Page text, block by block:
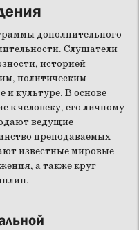
дополнительного
Слушатели
историей
политическим
и культуре. В основе
к человеку, его личному
ведущие
преподаваемых
известные мировые
а также круг